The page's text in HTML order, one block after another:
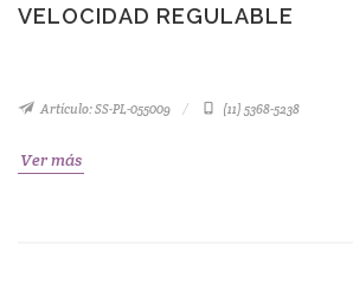
VELOCIDAD REGULABLE
Artículo: SS-PL-055009 (11) 5368-5238
Ver más